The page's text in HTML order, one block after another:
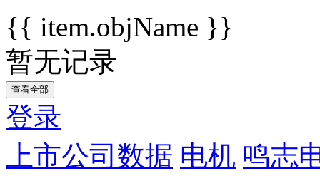
{{ item.objName }}
暂无记录
查看全部
登录
上市公司数据 电机 鸣志